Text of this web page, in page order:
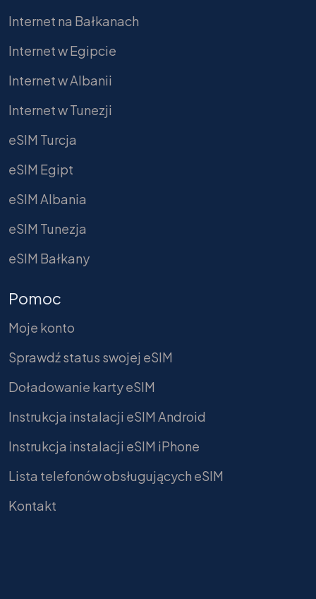
Internet na Bałkanach
Internet w Egipcie
Internet w Albanii
Internet w Tunezji
eSIM Turcja
eSIM Egipt
eSIM Albania
eSIM Tunezja
eSIM Bałkany
Pomoc
Moje konto
Sprawdź status swojej eSIM
Doładowanie karty eSIM
Instrukcja instalacji eSIM Android
Instrukcja instalacji eSIM iPhone
Lista telefonów obsługujących eSIM
Kontakt